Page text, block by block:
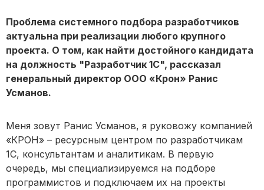
Проблема системного подбора разработчиков
актуальна при реализации любого крупного
проекта. О том, как найти достойного кандидата
на должность "Разработчик 1С", рассказал
генеральный директор ООО «Крон» Ранис
Усманов.
Меня зовут Ранис Усманов, я руковожу компанией
«КРОН» – ресурсным центром по разработчикам
1С, консультантам и аналитикам. В первую
очередь, мы специализируемся на подборе
программистов и подключаем их на проекты